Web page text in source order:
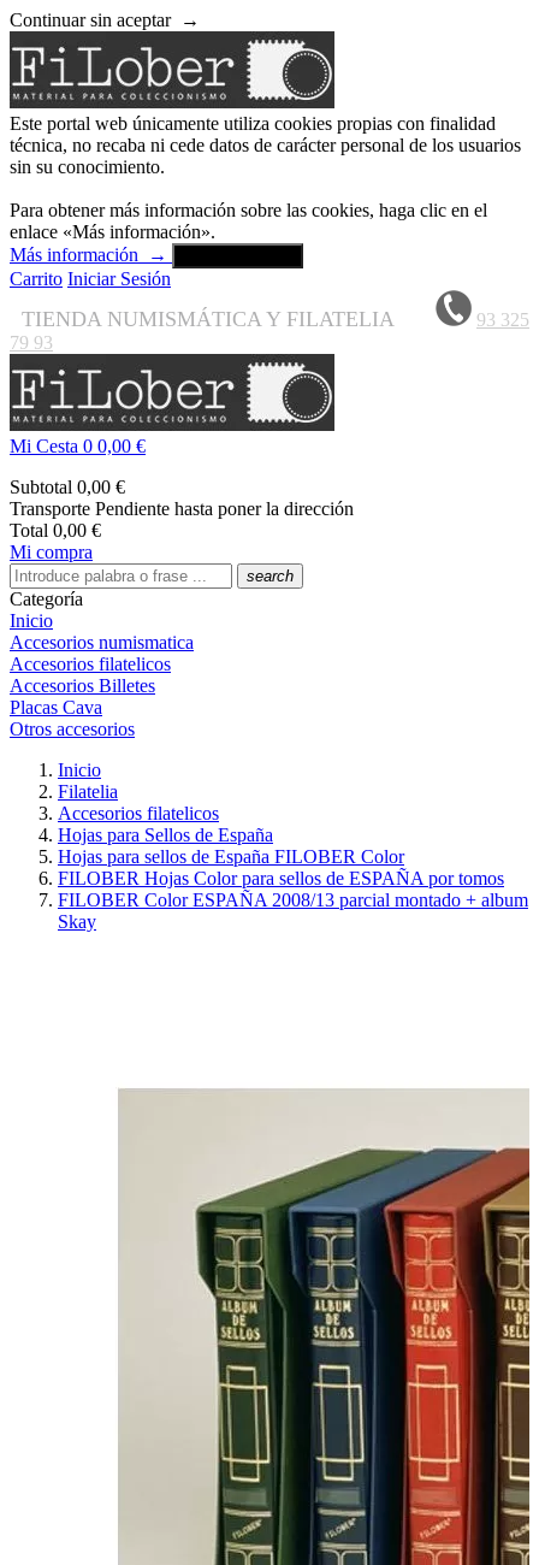
Continuar sin aceptar →
Este portal web únicamente utiliza cookies propias con finalidad
técnica, no recaba ni cede datos de carácter personal de los usuarios
sin su conocimiento.
Para obtener más información sobre las cookies, haga clic en el
enlace «Más información».
Más información
→
Carrito Iniciar Sesión
TIENDA NUMISMÁTICA Y FILATELIA
93 325
79 93
Mi Cesta 0 0,00 €
Subtotal 0,00 €
Transporte Pendiente hasta poner la dirección
Total 0,00 €
Mi compra
search
Categoría
Inicio
Accesorios numismatica
Accesorios filatelicos
Accesorios Billetes
Placas Cava
Otros accesorios
Inicio
Filatelia
Accesorios filatelicos
Hojas para Sellos de España
Hojas para sellos de España FILOBER Color
FILOBER Hojas Color para sellos de ESPAÑA por tomos
FILOBER Color ESPAÑA 2008/13 parcial montado + album
Skay